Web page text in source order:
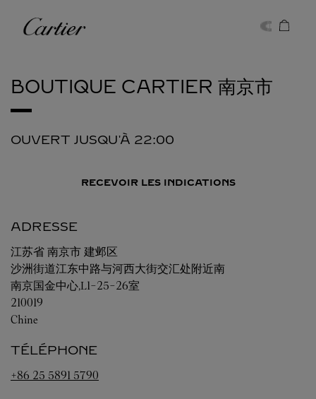
Cartier
BOUTIQUE CARTIER 南京市
OUVERT JUSQU'À 22:00
RECEVOIR LES INDICATIONS
ADRESSE
江苏省 南京市 建邺区
沙洲街道江东中路与河西大街交汇处附近南
南京国金中心,L1-25-26室
210019
Chine
TÉLÉPHONE
+86 25 5891 5790